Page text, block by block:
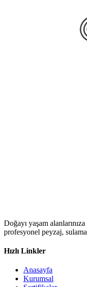
Doğayı yaşam
profesyonel peyzaj,
Hızlı Linkler
Anasayfa
Kurumsal